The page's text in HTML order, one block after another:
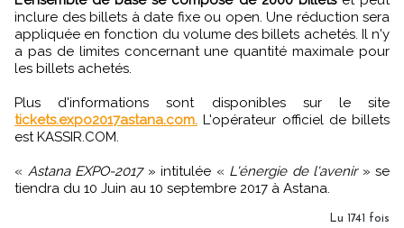
inclure des billets à date fixe ou open. Une réduction sera
appliquée en fonction du volume des billets achetés. Il n'y
a pas de limites concernant une quantité maximale pour
les billets achetés.
Plus d'informations sont disponibles sur le site
tickets.expo2017astana.com. L'opérateur officiel de billets
est KASSIR.COM.
« Astana EXPO-2017» intitulée « L'énergie de l'avenir» se
tiendra du 10 Juin au 10 septembre 2017 à Astana.
Lu 1741 fois